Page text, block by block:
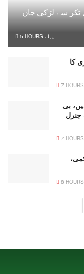
سے لڑکی جاں
5 HOURS پہلے
کا
بی
جنرل